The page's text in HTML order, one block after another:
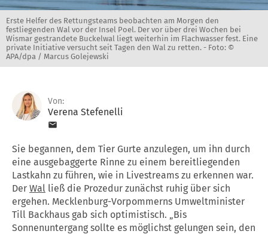
Erste Helfer des Rettungsteams beobachten am Morgen den
festliegenden Wal vor der Insel Poel. Der vor über drei Wochen bei
Wismar gestrandete Buckelwal liegt weiterhin im Flachwasser fest. Eine
private Initiative versucht seit Tagen den Wal zu retten. - Foto: ©
APA/dpa / Marcus Golejewski
Von:
Verena Stefenelli
Sie begannen, dem Tier Gurte anzulegen, um ihn durch
eine ausgebaggerte Rinne zu einem bereitliegenden
Lastkahn zu führen, wie in Livestreams zu erkennen war.
Der Wal ließ die Prozedur zunächst ruhig über sich
ergehen. Mecklenburg-Vorpommerns Umweltminister
Till Backhaus gab sich optimistisch. „Bis
Sonnenuntergang sollte es möglichst gelungen sein, den